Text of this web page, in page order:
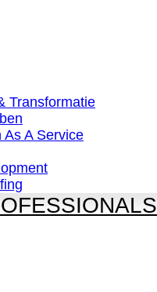
Transformatie
As A Service